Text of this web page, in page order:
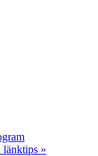
länktips »